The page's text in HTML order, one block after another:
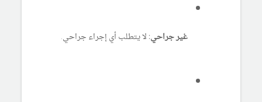
غير جراحي: لا يتطلب أي إجراء جراحي.